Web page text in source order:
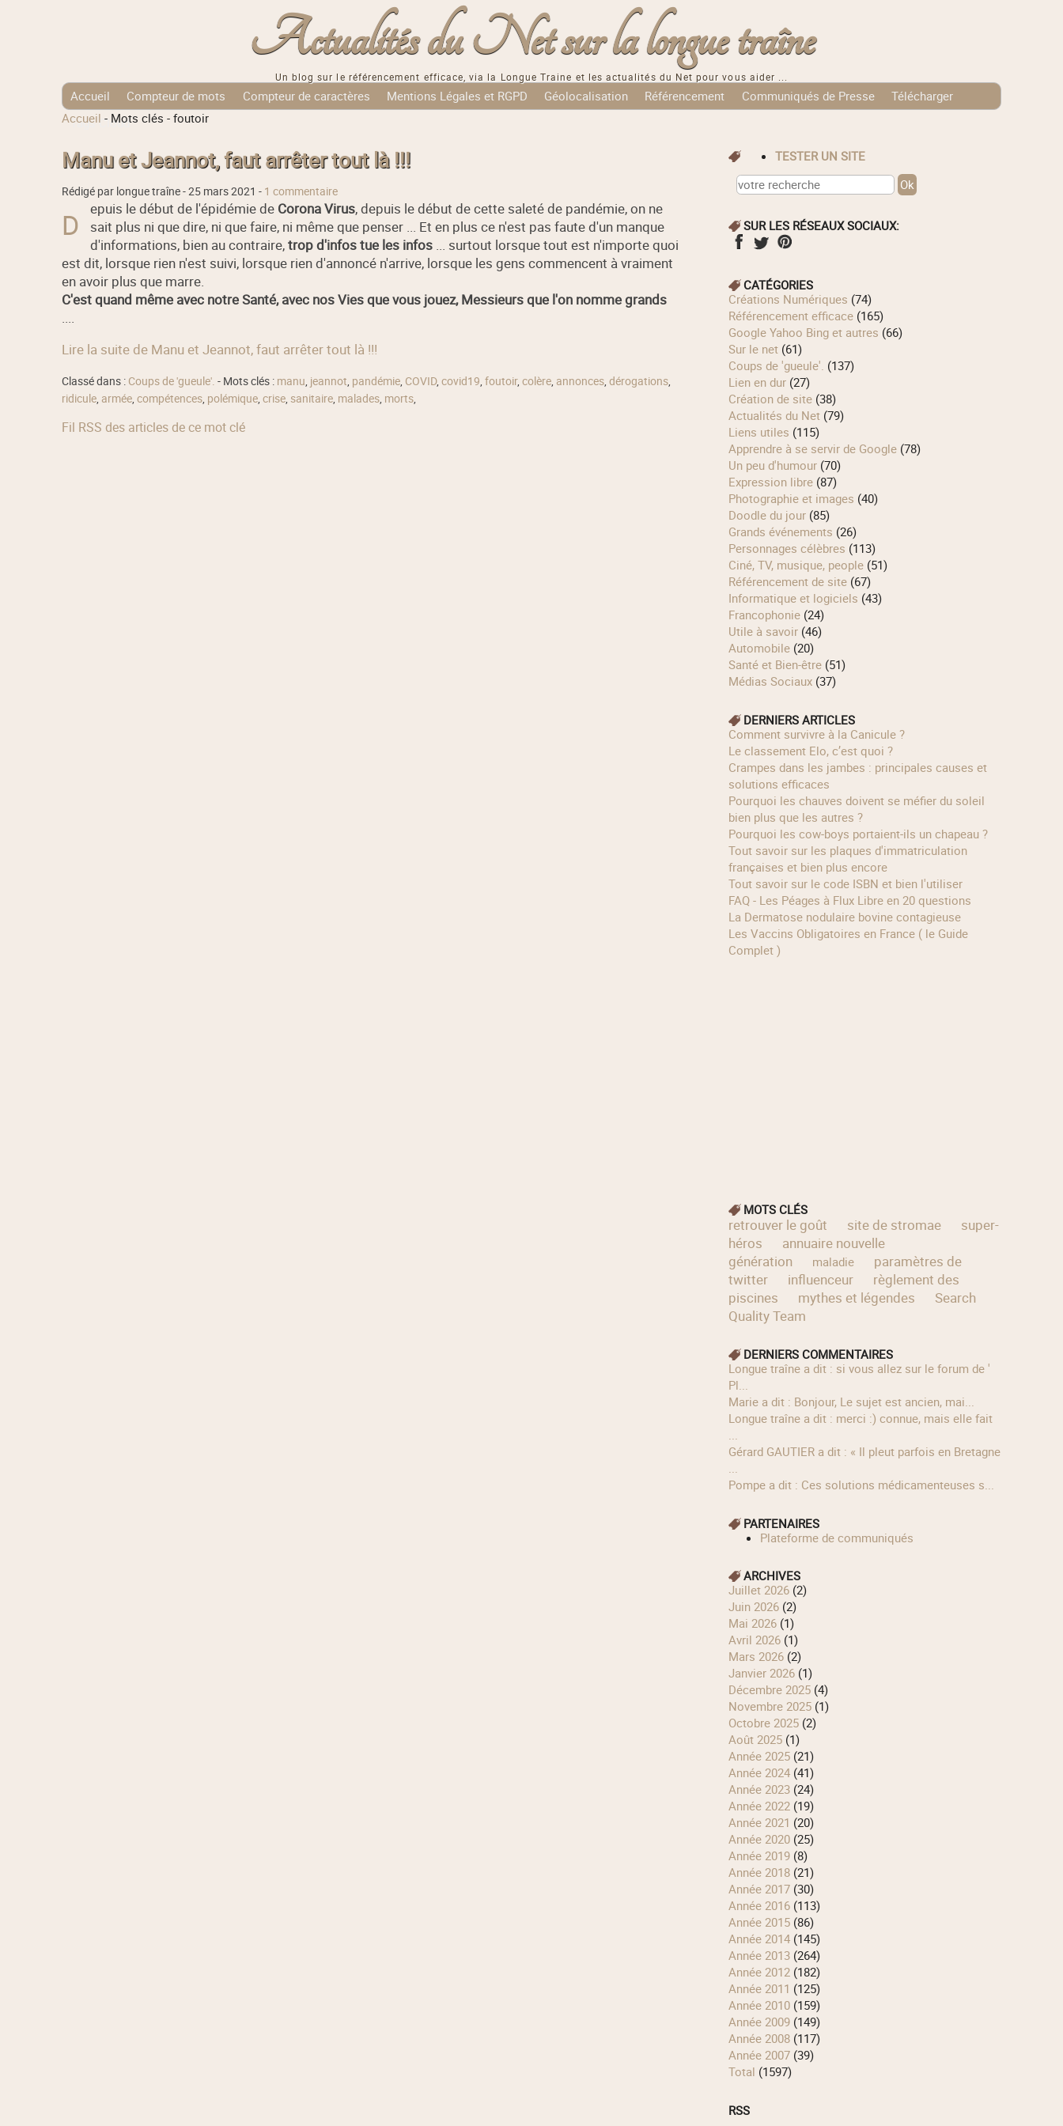
Actualités du Net sur la longue traîne
Un blog sur le référencement efficace, via la Longue Traine et les actualités du Net pour vous aider ...
Accueil Compteur de mots Compteur de caractères Mentions Légales et RGPD Géolocalisation Référencement Communiqués de Presse
Télécharger
Tags Cloud
Accueil - Mots clés - foutoir
Manu et Jeannot, faut arrêter tout là !!!
Rédigé par longue traîne -25 mars 2021 - 1 commentaire
D epuis le début de l'épidémie de Corona Virus, depuis le début de cette saleté de pandémie, on ne
sait plus ni que dire, ni que faire, ni même que penser ... Et en plus ce n'est pas faute d'un manque
d'informations, bien au contraire,trop d'infos tue les infos... surtout lorsque tout est n'importe quoi
est dit, lorsque rien n'est suivi, lorsque rien d'annoncé n'arrive, lorsque les gens commencent à vraiment
en avoir plus que marre.
C'est quand même avec notre Santé, avec nos Vies que vous jouez, Messieurs que l'on nomme grands
....
Lire la suite de Manu et Jeannot, faut arrêter tout là !!!
Classé dans : Coups de 'gueule'. - Mots clés : manu, jeannot, pandémie, COVID, covid19, foutoir, colère, annonces, dérogations,
ridicule, armée, compétences, polémique, crise, sanitaire, malades, morts,
Fil RSS des articles de ce mot clé
TESTER UN SITE
SUR LES RÉSEAUX SOCIAUX:
CATÉGORIES
Créations Numériques (74)
Référencement efficace(165)
Google Yahoo Bing et autres (66)
Sur le net(61)
Coups de 'gueule'. (137)
Lien en dur(27)
Création de site(38)
Actualités du Net(79)
Liens utiles (115)
Apprendre à se servir de Google(78)
Un peu d'humour(70)
Expression libre(87)
Photographie et images (40)
Doodle du jour(85)
Grands événements (26)
Personnages célèbres (113)
Ciné, TV, musique, people(51)
Référencement de site(67)
Informatique et logiciels (43)
Francophonie(24)
Utile à savoir(46)
Automobile(20)
Santé et Bien-être(51)
Médias Sociaux(37)
DERNIERS ARTICLES
Comment survivre à la Canicule ?
Le classement Elo, c’est quoi ?
Crampes dans les jambes : principales causes et
solutions efficaces
Pourquoi les chauves doivent se méfier du soleil
bien plus que les autres ?
Pourquoi les cow‑boys portaient‑ils un chapeau ?
Tout savoir sur les plaques d'immatriculation
françaises et bien plus encore
Tout savoir sur le code ISBN et bien l'utiliser
FAQ - Les Péages à Flux Libre en 20 questions
La Dermatose nodulaire bovine contagieuse
Les Vaccins Obligatoires en France ( le Guide
Complet )
MOTS CLÉS
retrouver le goût site de stromae
super-
héros
annuaire nouvelle
génération
maladie
paramètres de
twitter
influenceur
règlement des
piscines
mythes et légendes
Search
Quality Team
DERNIERS COMMENTAIRES
longue traîne a dit : si vous allez sur le forum de '
Pl...
Marie a dit : Bonjour, Le sujet est ancien, mai...
longue traîne a dit : merci :) connue, mais elle fait
...
Gérard GAUTIER a dit : « Il pleut parfois en Bretagne
...
Pompe a dit : Ces solutions médicamenteuses s...
PARTENAIRES
Plateforme de communiqués
ARCHIVES
juillet 2026(2)
juin 2026(2)
mai 2026(1)
avril 2026(1)
mars 2026(2)
janvier 2026(1)
décembre 2025(4)
novembre 2025(1)
octobre 2025(2)
août 2025(1)
année 2025(21)
année 2024(41)
année 2023(24)
année 2022(19)
année 2021 (20)
année 2020(25)
année 2019(8)
année 2018(21)
année 2017(30)
année 2016(113)
année 2015(86)
année 2014(145)
année 2013(264)
année 2012(182)
année 2011 (125)
année 2010(159)
année 2009(149)
année 2008(117)
année 2007(39)
total (1597)
RSS